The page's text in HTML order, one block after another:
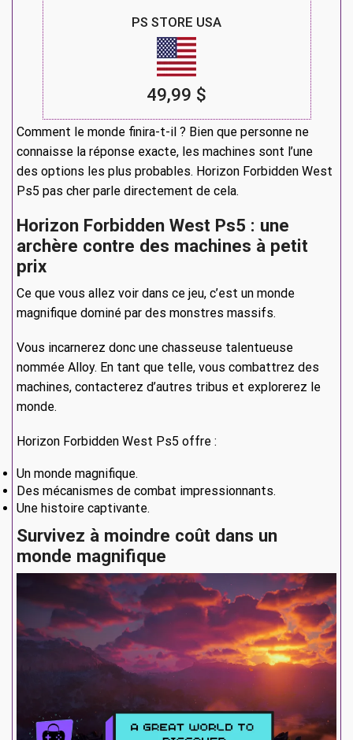
PS STORE USA
49,99 $
Comment le monde finira-t-il ? Bien que personne ne
connaisse la réponse exacte, les machines sont l’une
des options les plus probables. Horizon Forbidden West
Ps5 pas cher parle directement de cela.
Horizon Forbidden West Ps5 : une
archère contre des machines à petit
prix
Ce que vous allez voir dans ce jeu, c’est un monde
magnifique dominé par des monstres massifs.
Vous incarnerez donc une chasseuse talentueuse
nommée Alloy. En tant que telle, vous combattrez des
machines, contacterez d’autres tribus et explorerez le
monde.
Horizon Forbidden West Ps5 offre :
Un monde magnifique.
Des mécanismes de combat impressionnants.
Une histoire captivante.
Survivez à moindre coût dans un
monde magnifique